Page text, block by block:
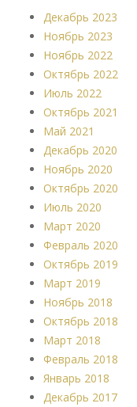
Декабрь 2023
Ноябрь 2023
Ноябрь 2022
Октябрь 2022
Июль 2022
Октябрь 2021
Май 2021
Декабрь 2020
Ноябрь 2020
Октябрь 2020
Июль 2020
Март 2020
Февраль 2020
Октябрь 2019
Март 2019
Ноябрь 2018
Октябрь 2018
Март 2018
Февраль 2018
Январь 2018
Декабрь 2017